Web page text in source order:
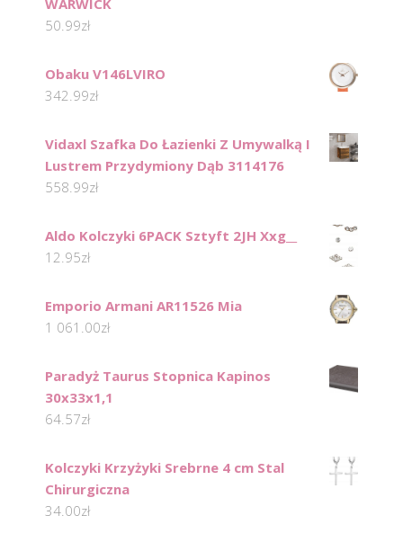
WARWICK
50.99zł
Obaku V146LVIRO
342.99zł
Vidaxl Szafka Do Łazienki Z Umywalką I
Lustrem Przydymiony Dąb 3114176
558.99zł
Aldo Kolczyki 6PACK Sztyft 2JH Xxg__
12.95zł
Emporio Armani AR11526 Mia
1 061.00zł
Paradyż Taurus Stopnica Kapinos
30x33x1,1
64.57zł
Kolczyki Krzyżyki Srebrne 4 cm Stal
Chirurgiczna
34.00zł